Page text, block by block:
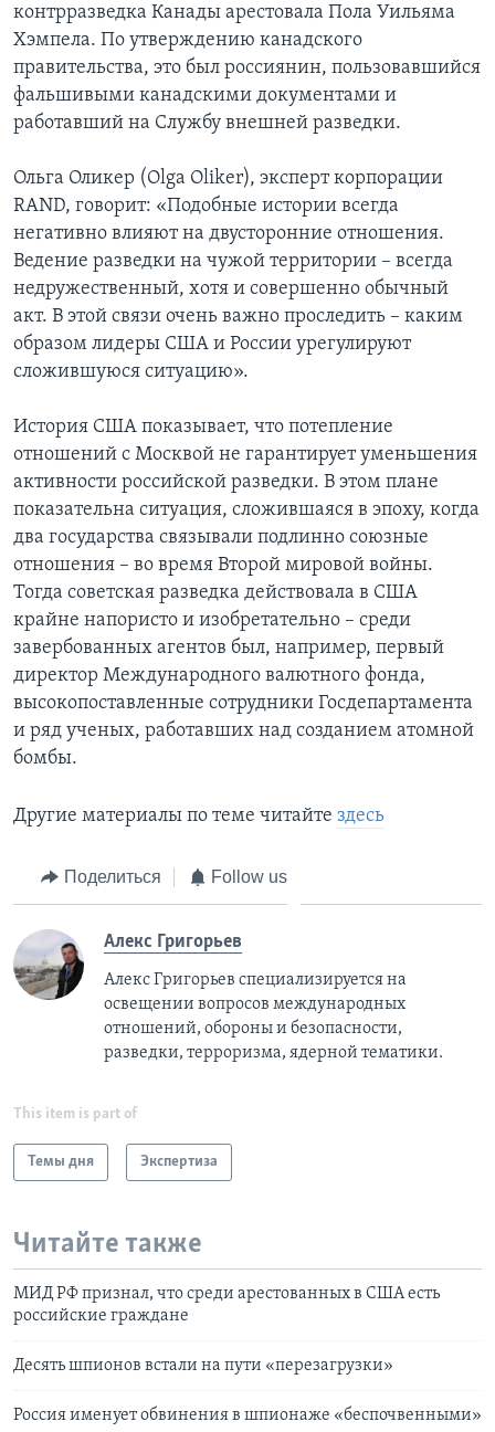
контрразведка Канады арестовала Пола Уильяма
Хэмпела. По утверждению канадского
правительства, это был россиянин, пользовавшийся
фальшивыми канадскими документами и
работавший на Службу внешней разведки.
Ольга Оликер (Olga Oliker), эксперт корпорации
RAND, говорит: «Подобные истории всегда
негативно влияют на двусторонние отношения.
Ведение разведки на чужой территории – всегда
недружественный, хотя и совершенно обычный
акт. В этой связи очень важно проследить – каким
образом лидеры США и России урегулируют
сложившуюся ситуацию».
История США показывает, что потепление
отношений с Москвой не гарантирует уменьшения
активности российской разведки. В этом плане
показательна ситуация, сложившаяся в эпоху, когда
два государства связывали подлинно союзные
отношения – во время Второй мировой войны.
Тогда советская разведка действовала в США
крайне напористо и изобретательно – среди
завербованных агентов был, например, первый
директор Международного валютного фонда,
высокопоставленные сотрудники Госдепартамента
и ряд ученых, работавших над созданием атомной
бомбы.
Другие материалы по теме читайте здесь
Поделиться Follow us
Алекс Григорьев
Алекс Григорьев специализируется на
освещении вопросов международных
отношений, обороны и безопасности,
разведки, терроризма, ядерной тематики.
This item is part of
Темы дня Экспертиза
Читайте также
МИД РФ признал, что среди арестованных в США есть
российские граждане
Десять шпионов встали на пути «перезагрузки»
Россия именует обвинения в шпионаже «беспочвенными»